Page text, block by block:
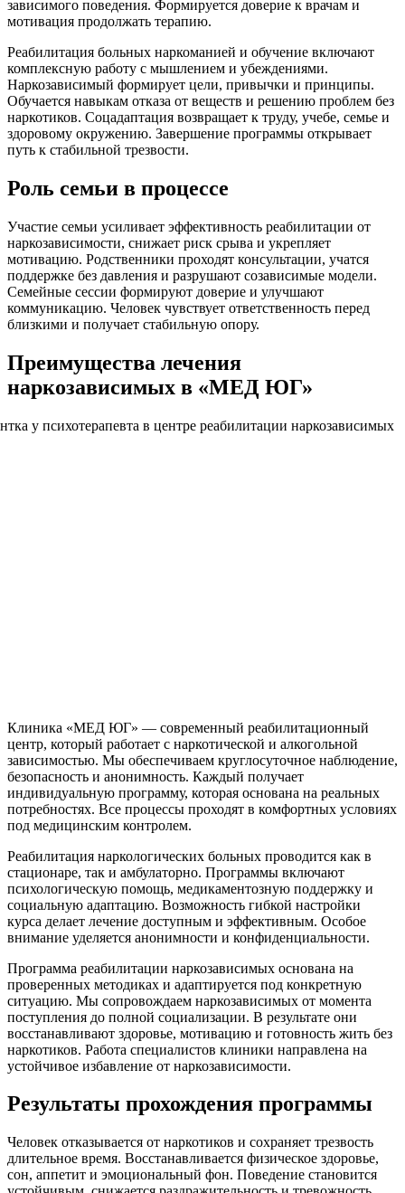
зависимого поведения. Формируется доверие к врачам и
мотивация продолжать терапию.
Реабилитация больных наркоманией и обучение включают
комплексную работу с мышлением и убеждениями.
Наркозависимый формирует цели, привычки и принципы.
Обучается навыкам отказа от веществ и решению проблем без
наркотиков. Соцадаптация возвращает к труду, учебе, семье и
здоровому окружению. Завершение программы открывает
путь к стабильной трезвости.
Роль семьи в процессе
Участие семьи усиливает эффективность реабилитации от
наркозависимости, снижает риск срыва и укрепляет
мотивацию. Родственники проходят консультации, учатся
поддержке без давления и разрушают созависимые модели.
Семейные сессии формируют доверие и улучшают
коммуникацию. Человек чувствует ответственность перед
близкими и получает стабильную опору.
Преимущества лечения
наркозависимых в «МЕД ЮГ»
Клиника «МЕД ЮГ» — современный реабилитационный
центр, который работает с наркотической и алкогольной
зависимостью. Мы обеспечиваем круглосуточное наблюдение,
безопасность и анонимность. Каждый получает
индивидуальную программу, которая основана на реальных
потребностях. Все процессы проходят в комфортных условиях
под медицинским контролем.
Реабилитация наркологических больных проводится как в
стационаре, так и амбулаторно. Программы включают
психологическую помощь, медикаментозную поддержку и
социальную адаптацию. Возможность гибкой настройки
курса делает лечение доступным и эффективным. Особое
внимание уделяется анонимности и конфиденциальности.
Программа реабилитации наркозависимых основана на
проверенных методиках и адаптируется под конкретную
ситуацию. Мы сопровождаем наркозависимых от момента
поступления до полной социализации. В результате они
восстанавливают здоровье, мотивацию и готовность жить без
наркотиков. Работа специалистов клиники направлена на
устойчивое избавление от наркозависимости.
Результаты прохождения программы
Человек отказывается от наркотиков и сохраняет трезвость
длительное время. Восстанавливается физическое здоровье,
сон, аппетит и эмоциональный фон. Поведение становится